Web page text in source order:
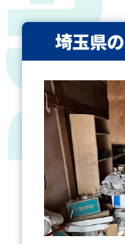
埼玉県